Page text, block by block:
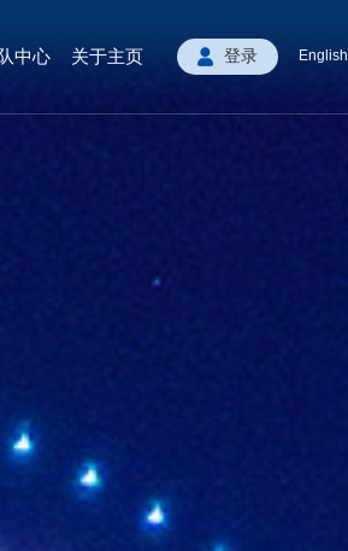
中心 关于主页 登录 English